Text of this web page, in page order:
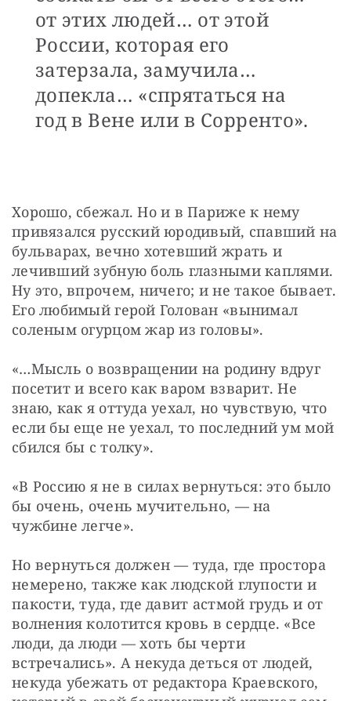
от этих людей… от этой
России, которая его
затерзала, замучила…
допекла… «спрятаться на
год в Вене или в Сорренто».
Хорошо, сбежал. Но и в Париже к нему
привязался русский юродивый, спавший на
бульварах, вечно хотевший жрать и
лечивший зубную боль глазными каплями.
Ну это, впрочем, ничего; и не такое бывает.
Его любимый герой Голован «вынимал
соленым огурцом жар из головы».
«…Мысль о возвращении на родину вдруг
посетит и всего как варом взварит. Не
знаю, как я оттуда уехал, но чувствую, что
если бы еще не уехал, то последний ум мой
сбился бы с толку».
«В Россию я не в силах вернуться: это было
бы очень, очень мучительно, — на
чужбине легче».
Но вернуться должен — туда, где простора
немерено, также как людской глупости и
пакости, туда, где давит астмой грудь и от
волнения колотится кровь в сердце. «Все
люди, да люди — хоть бы черти
встречались». А некуда деться от людей,
некуда убежать от редактора Краевского,